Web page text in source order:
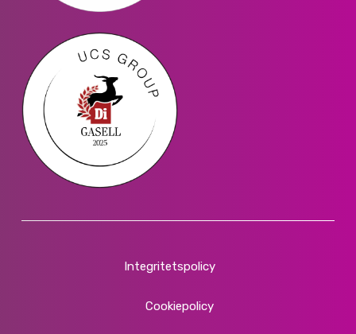
Integritetspolicy
Cookiepolicy